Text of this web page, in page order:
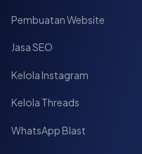
Pembuatan Website
Jasa SEO
Kelola Instagram
Kelola Threads
WhatsApp Blast